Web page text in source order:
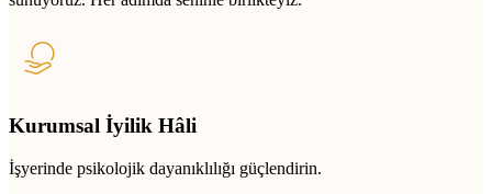
Kurumsal İyilik Hâli
İşyerinde psikolojik dayanıklılığı güçlendirin.